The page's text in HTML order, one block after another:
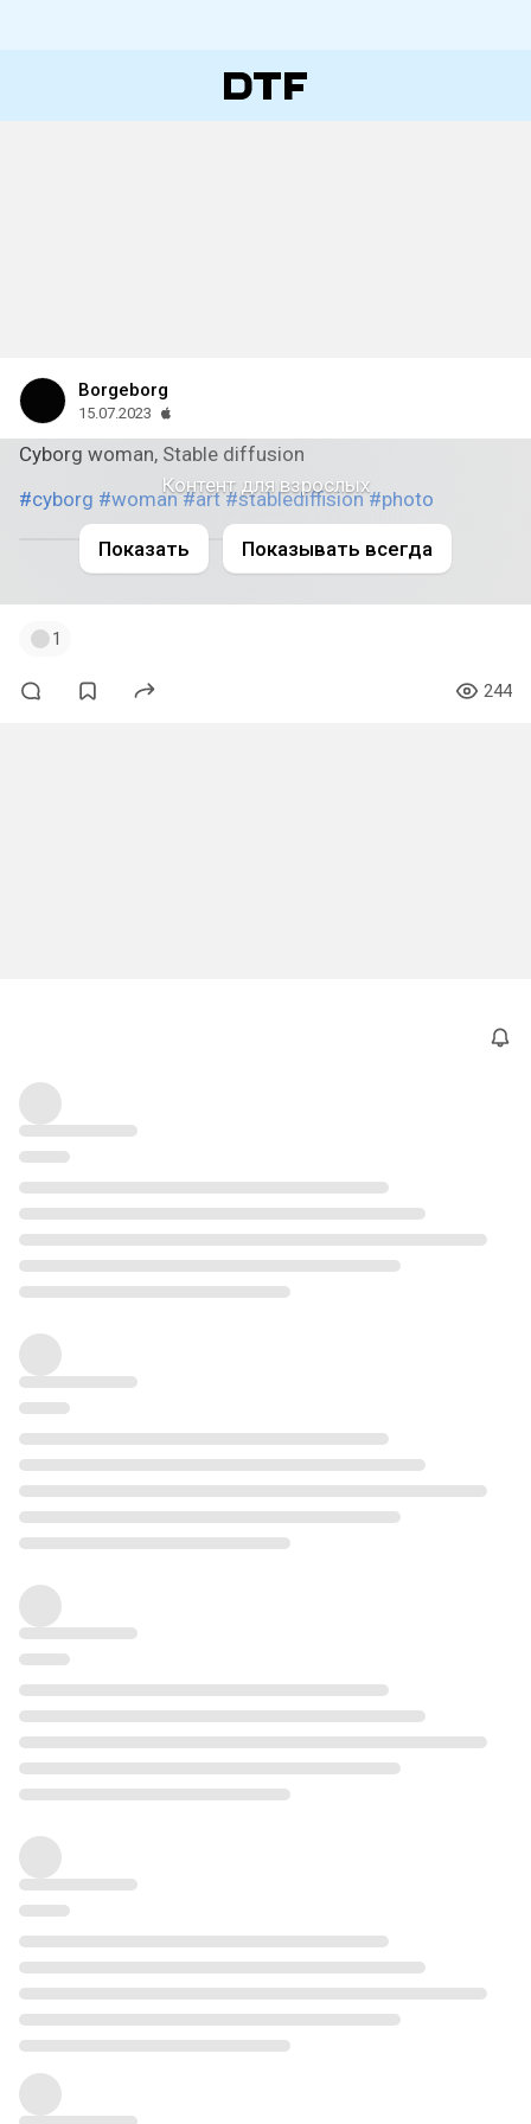
Borgeborg
15.07.2023
Cyborg woman, Stable diffusion
#cyborg #woman #art #stablediffision #photo
Контент для взрослых
Показать Показывать всегда
1
244